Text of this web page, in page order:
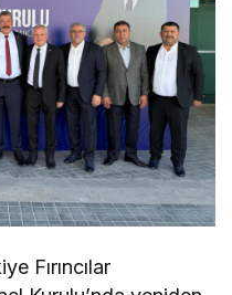
Fırıncılar